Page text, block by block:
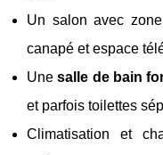
Un salon avec
canapé et espace
Unesalle de bain
et parfois toilettes
Climatisation et